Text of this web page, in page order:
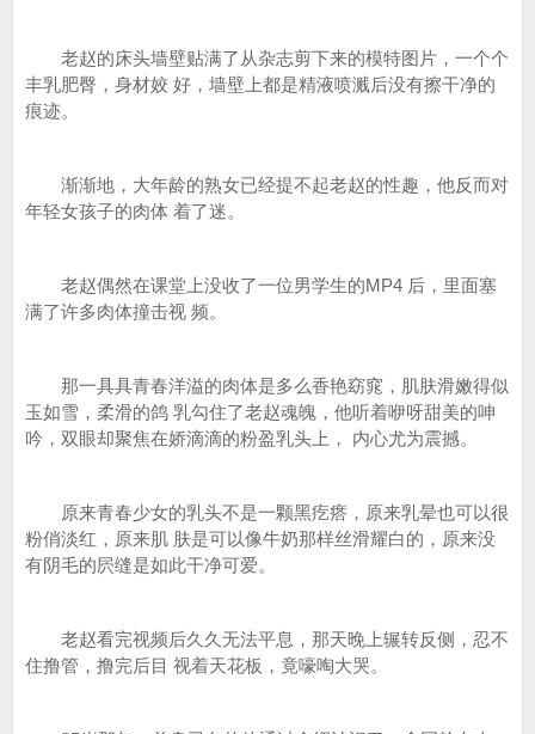
老赵的床头墙壁贴满了从杂志剪下来的模特图片，一个个
丰乳肥臀，身材姣 好，墙壁上都是精液喷溅后没有擦干净的
痕迹。
渐渐地，大年龄的熟女已经提不起老赵的性趣，他反而对
年轻女孩子的肉体 着了迷。
老赵偶然在课堂上没收了一位男学生的MP4 后，里面塞
满了许多肉体撞击视 频。
那一具具青春洋溢的肉体是多么香艳窈窕，肌肤滑嫩得似
玉如雪，柔滑的鸽 乳勾住了老赵魂魄，他听着咿呀甜美的呻
吟，双眼却聚焦在娇滴滴的粉盈乳头上， 内心尤为震撼。
原来青春少女的乳头不是一颗黑疙瘩，原来乳晕也可以很
粉俏淡红，原来肌 肤是可以像牛奶那样丝滑耀白的，原来没
有阴毛的屄缝是如此干净可爱。
老赵看完视频后久久无法平息，那天晚上辗转反侧，忍不
住撸管，撸完后目 视着天花板，竟嚎啕大哭。